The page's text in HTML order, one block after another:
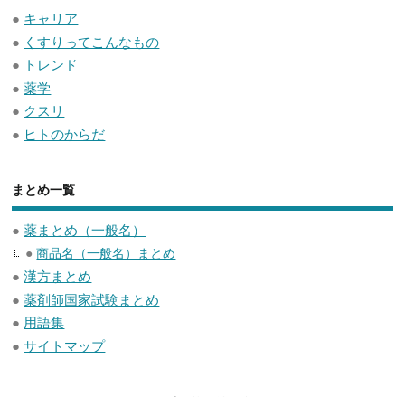
● キャリア
● くすりってこんなもの
● トレンド
●薬学
● クスリ
● ヒトのからだ
まとめ一覧
●薬まとめ（一般名）
●商品名（一般名）まとめ
●漢方まとめ
●薬剤師国家試験まとめ
● 用語集
●サイトマップ